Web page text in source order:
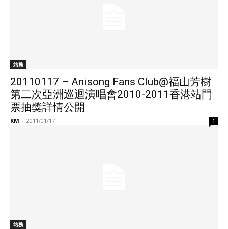
站務
20110117 – Anisong Fans Club@福山芳樹
第二次亞洲巡迴演唱會2010-2011香港站門
票抽獎詳情公開
KM - 2011/01/17 1
站務